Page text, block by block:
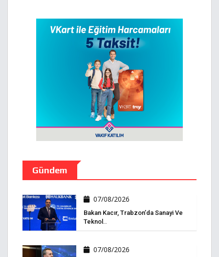
Gündem
07/08/2026
Bakan Kacır, Trabzon’da Sanayi Ve
Teknol..
07/08/2026